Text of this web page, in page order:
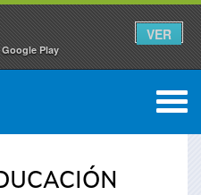
Play
VER
0